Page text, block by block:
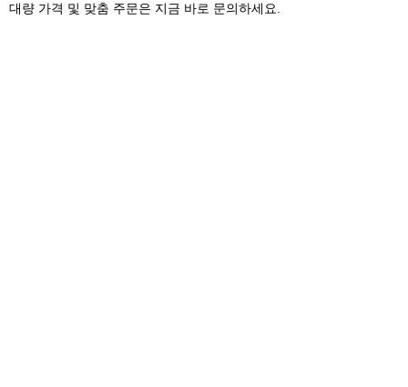
대량 가격 및 맞춤 주문은 지금 바로 문의하세요.